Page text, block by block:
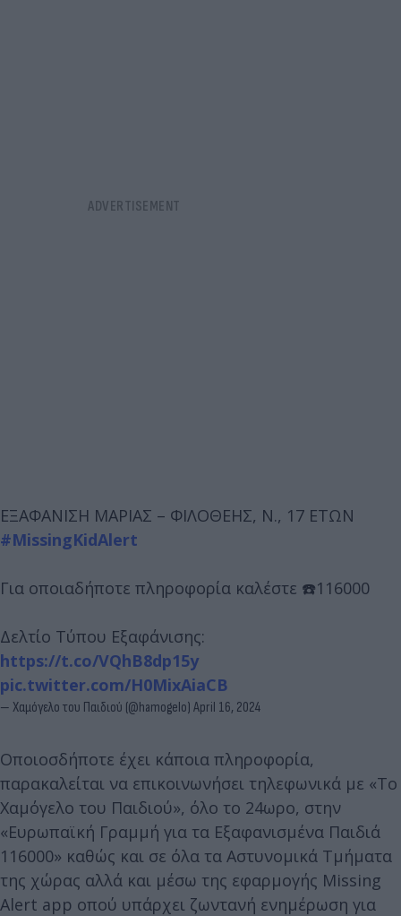
ΕΞΑΦΑΝΙΣΗ ΜΑΡΙΑΣ – ΦΙΛΟΘΕΗΣ, Ν., 17 ΕΤΩΝ
#MissingKidAlert
Για οποιαδήποτε πληροφορία καλέστε ☎️116000
Δελτίο Τύπου Εξαφάνισης:
https://t.co/VQhB8dp15y
pic.twitter.com/H0MixAiaCB
— Χαμόγελο του Παιδιού (@hamogelo) April 16, 2024
Οποιοσδήποτε έχει κάποια πληροφορία,
παρακαλείται να επικοινωνήσει τηλεφωνικά με «Το
Χαμόγελο του Παιδιού», όλο το 24ωρο, στην
«Ευρωπαϊκή Γραμμή για τα Εξαφανισμένα Παιδιά
116000» καθώς και σε όλα τα Αστυνομικά Τμήματα
της χώρας αλλά και μέσω της εφαρμογής Missing
Alert app οπού υπάρχει ζωντανή ενημέρωση για